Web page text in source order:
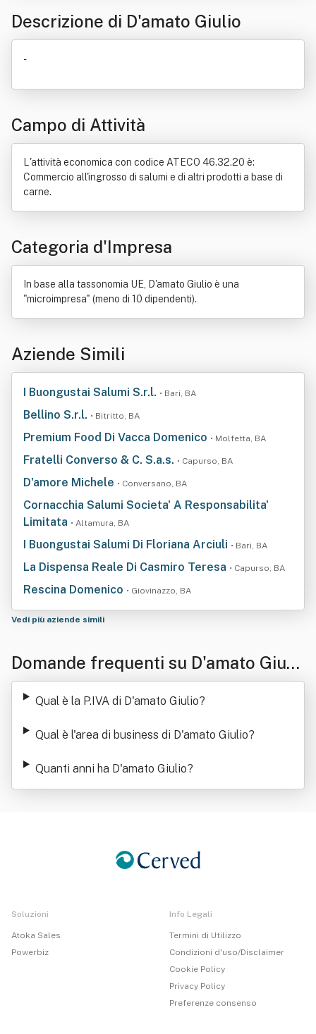
Descrizione di D'amato Giulio
-
Campo di Attività
L'attività economica con codice ATECO 46.32.20 è:
Commercio all'ingrosso di salumi e di altri prodotti a base di
carne.
Categoria d'Impresa
In base alla tassonomia UE, D'amato Giulio è una
"microimpresa" (meno di 10 dipendenti).
Aziende Simili
I Buongustai Salumi S.r.l. • Bari, BA
Bellino S.r.l. • Bitritto, BA
Premium Food Di Vacca Domenico • Molfetta, BA
Fratelli Converso & C. S.a.s. • Capurso, BA
D'amore Michele • Conversano, BA
Cornacchia Salumi Societa' A Responsabilita'
Limitata • Altamura, BA
I Buongustai Salumi Di Floriana Arciuli • Bari, BA
La Dispensa Reale Di Casmiro Teresa • Capurso, BA
Rescina Domenico • Giovinazzo, BA
Vedi più aziende simili
Domande frequenti su D'amato Giuli
o
Qual è la P.IVA di D'amato Giulio?
Qual è l'area di business di D'amato Giulio?
Quanti anni ha D'amato Giulio?
Soluzioni
Atoka Sales
Powerbiz
Info Legali
Termini di Utilizzo
Condizioni d'uso/Disclaimer
Cookie Policy
Privacy Policy
Preferenze consenso